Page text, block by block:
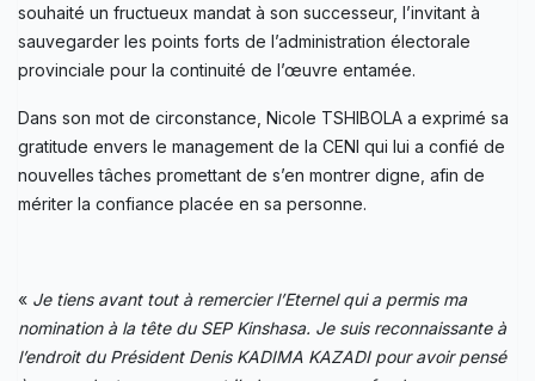
souhaité un fructueux mandat à son successeur, l’invitant à
sauvegarder les points forts de l’administration électorale
provinciale pour la continuité de l’œuvre entamée.
Dans son mot de circonstance, Nicole TSHIBOLA a exprimé sa
gratitude envers le management de la CENI qui lui a confié de
nouvelles tâches promettant de s’en montrer digne, afin de
mériter la confiance placée en sa personne.
« Je tiens avant tout à remercier l’Eternel qui a permis ma
nomination à la tête du SEP Kinshasa. Je suis reconnaissante à
l’endroit du Président Denis KADIMA KAZADI pour avoir pensé